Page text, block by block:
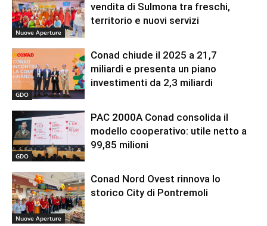
Nuove Aperture
vendita di Sulmona tra freschi,
territorio e nuovi servizi
GDO
Conad chiude il 2025 a 21,7
miliardi e presenta un piano
investimenti da 2,3 miliardi
GDO
PAC 2000A Conad consolida il
modello cooperativo: utile netto a
99,85 milioni
Nuove Aperture
Conad Nord Ovest rinnova lo
storico City di Pontremoli